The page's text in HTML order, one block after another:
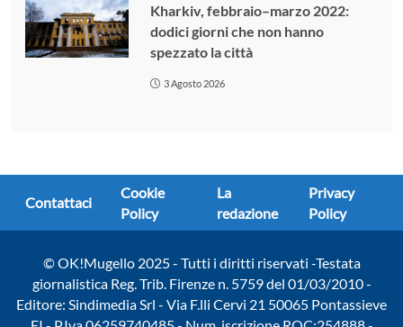
Kharkiv, febbraio–marzo 2022:
dodici giorni che non hanno
spezzato la città
3 Agosto 2026
Contattaci
Cookie
Policy
La
redazione
Privacy
Policy
© OK!Mugello 2025 - Tutti i diritti riservati -Testata
giornalistica Reg. Trib. Firenze n. 5759 del 01/03/2010 -
Editore: Sindimedia Srl - Via F.lli Cervi 21 50065 Pontassieve